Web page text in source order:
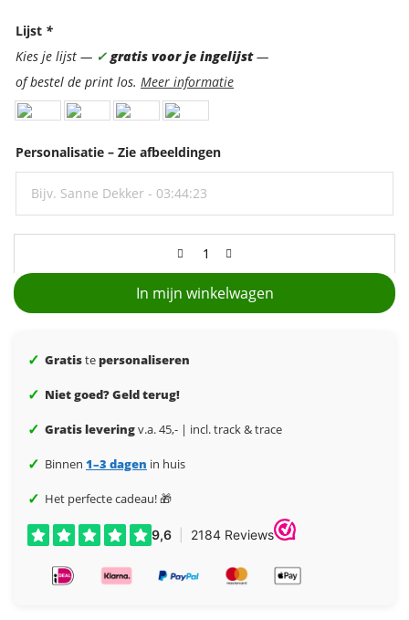
Lijst *
Kies je lijst — ✓gratis voor je ingelijst—
of bestel de print los. Meer informatie
Personalisatie – Zie afbeeldingen
In mijn winkelwagen
✓ Gratistepersonaliseren
✓ Niet goed? Geld terug!
✓ Gratis leveringv.a. 45,- | incl. track & trace
✓ Binnen 1–3 dagen in huis
✓ Het perfecte cadeau! 🎁